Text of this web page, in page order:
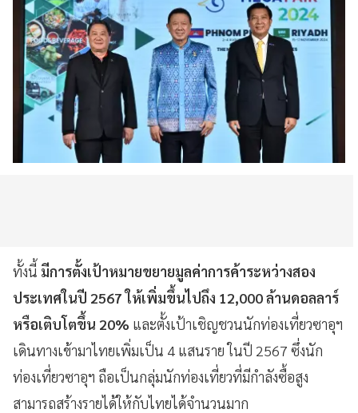
ทั้งนี้ มีการตั้งเป้าหมายขยายมูลค่าการค้าระหว่างสอง
ประเทศในปี 2567 ให้เพิ่มขึ้นไปถึง 12,000 ล้านดอลลาร์
หรือเติบโตขึ้น 20% และตั้งเป้าเชิญชวนนักท่องเที่ยวซาอุฯ
เดินทางเข้ามาไทยเพิ่มเป็น 4 แสนราย ในปี 2567 ซึ่งนัก
ท่องเที่ยวซาอุฯ ถือเป็นกลุ่มนักท่องเที่ยวที่มีกำลังซื้อสูง
สามารถสร้างรายได้ให้กับไทยได้จำนวนมาก